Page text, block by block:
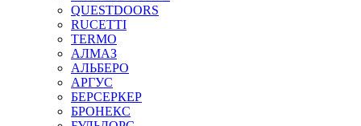
QUESTDOORS
RUCETTI
TERMO
АЛМАЗ
АЛЬБЕРО
АРГУС
БЕРСЕРКЕР
БРОНЕКС